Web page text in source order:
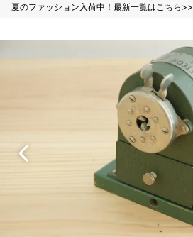
夏のファッション入荷中！最新一覧はこちら>>